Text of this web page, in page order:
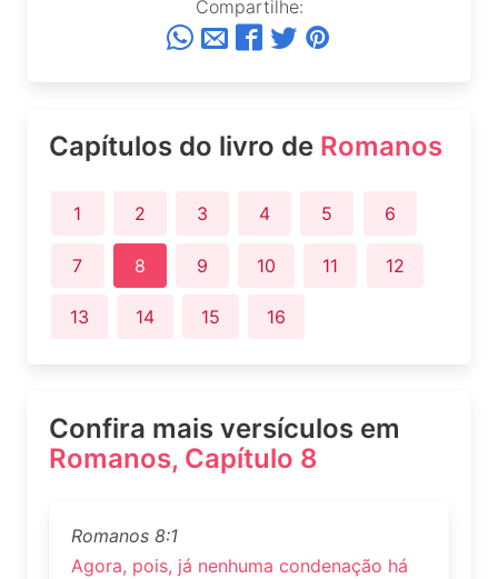
Compartilhe:
Capítulos do livro de Romanos
1 2 3 4 5 6
7 8 9 10 11 12
13 14 15 16
Confira mais versículos em
Romanos, Capítulo 8
Romanos 8:1
Agora, pois, já nenhuma condenação há